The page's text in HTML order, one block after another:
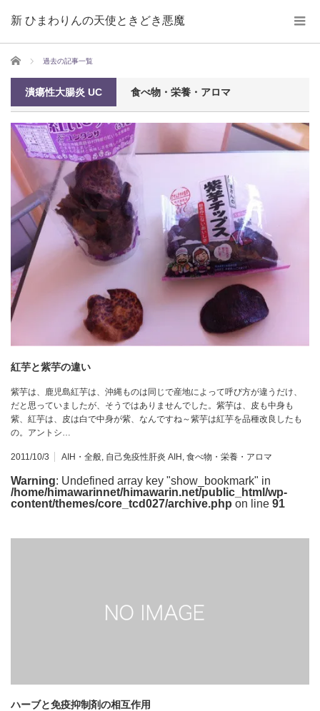
新 ひまわりんの天使ときどき悪魔
ホーム 過去の記事一覧
潰瘍性大腸炎 UC 食べ物・栄養・アロマ
紅芋と紫芋の違い
紫芋は、鹿児島紅芋は、沖縄ものは同じで産地によって呼び方が違うだけ、
だと思っていましたが、そうではありませんでした。紫芋は、皮も中身も
紫、紅芋は、皮は白で中身が紫、なんですね～紫芋は紅芋を品種改良したも
の。アントシ…
2011/10/3 AIH・全般 自己免疫性肝炎 AIH 食べ物・栄養・アロマ
Warning: Undefined array key "show_bookmark" in
/home/himawarinnet/himawarin.net/public_html/wp-
content/themes/core_tcd027/archive.php on line 91
ハーブと免疫抑制剤の相互作用